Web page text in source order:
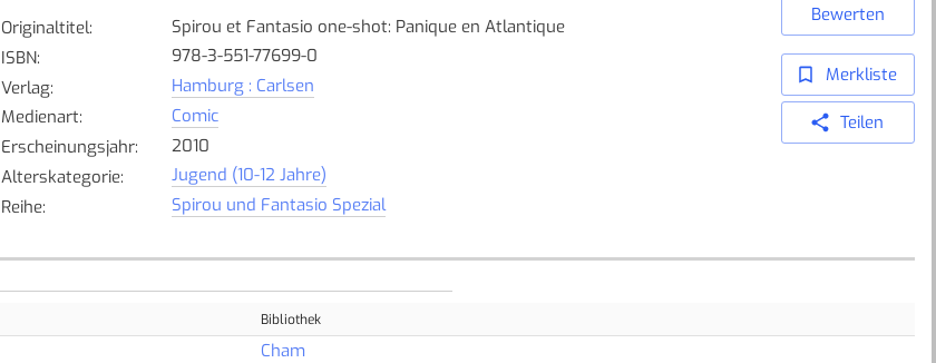
Originaltitel:
Spirou et Fantasio one-shot: Panique en Atlantique
ISBN:
978-3-551-77699-0
Verlag:
Hamburg : Carlsen
Medienart:
Comic
Erscheinungsjahr:
2010
Alterskategorie:
Jugend (10-12 Jahre)
Reihe: Spirou und Fantasio Spezial
Bewerten
Merkliste
Teilen
Bibliothek
Cham